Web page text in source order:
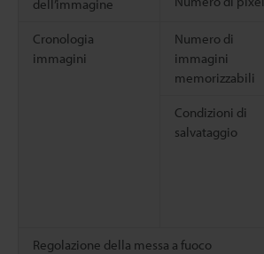
dell’immagine
Cronologia
immagini
Numero di
immagini
memorizzabili
Condizioni di
salvataggio
Regolazione della messa a fuoco